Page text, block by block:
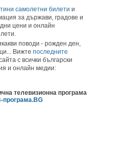
самолетни билети и
за държави, градове и
цени и онлайн
поводи - рожден ден,
Вижте последните
с всички български
и онлайн медии:
телевизионна програма
програма.BG